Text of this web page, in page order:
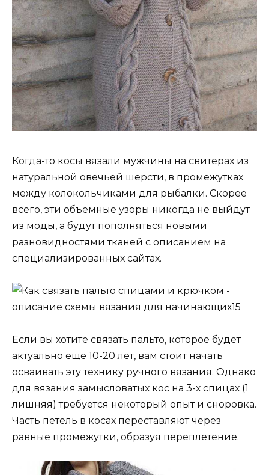
Когда-то косы вязали мужчины на свитерах из
натуральной овечьей шерсти, в промежутках
между колокольчиками для рыбалки. Скорее
всего, эти объемные узоры никогда не выйдут
из моды, а будут пополняться новыми
разновидностями тканей с описанием на
специализированных сайтах.
Если вы хотите связать пальто, которое будет
актуально еще 10-20 лет, вам стоит начать
осваивать эту технику ручного вязания. Однако
для вязания замысловатых кос на 3-х спицах (1
лишняя) требуется некоторый опыт и сноровка.
Часть петель в косах переставляют через
равные промежутки, образуя переплетение.